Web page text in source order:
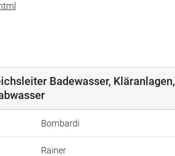
Badewasser, Kläranlagen,
Bombardi
Rainer